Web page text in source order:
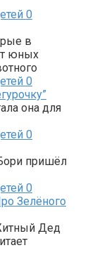
0
в
юных
0
она для
0
пришёл
0
Зелёного
Дед